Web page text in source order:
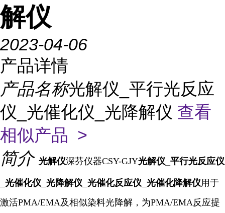
解仪
2023-04-06
产品详情
产品名称光解仪_平行光反应
仪_光催化仪_光降解仪 查看
相似产品 >
简介 光解仪深芬仪器CSY-GJY光解仪_平行光反应仪
_光催化仪_光降解仪_光催化反应仪 光催化降解仪用于
激活PMA/EMA及相似染料光降解，为PMA/EMA反应提